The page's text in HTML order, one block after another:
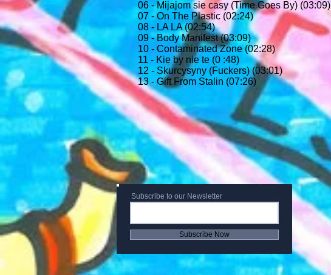
06 - Mijajom sie casy (Time Goes By) (03:09)
07 - On The Plastic (02:24)
08 - LA LA (02:54)
09 - Body Manifest (03:09)
10 - Contaminated Zone (02:28)
11 - Kie by nie te (0 :48)
12 - Skurcysyny (Fuckers) (03:01)
13 - Gift From Stalin (07:26)
Subscribe to our Newsletter
Subscribe Now